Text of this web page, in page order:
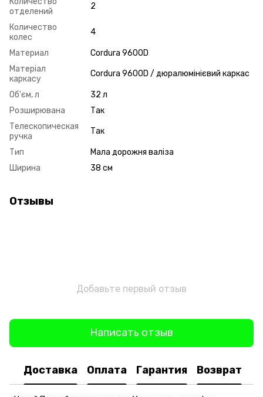
отделений
2
Количество
колес
4
Материал
Cordura 9600D
Матеріал
каркасу
Cordura 9600D / дюралюмінієвий каркас
Об'єм, л
32 л
Розширювана
Так
Телескопическая
ручка
Так
Тип
Мала дорожня валіза
Ширина
38 см
Отзывы
Добавьте первый отзыв
Написать отзыв
Доставка Оплата Гарантия Возврат